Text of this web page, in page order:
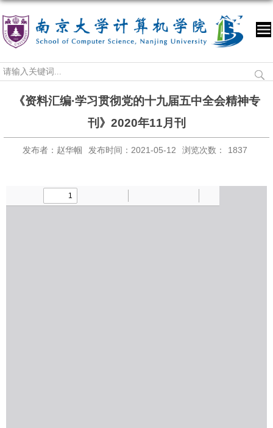
《资料汇编·学习贯彻党的十九届五中全会精神专
刊》2020年11月刊
发布者：赵华帼 发布时间：2021-05-12 浏览次数： 1837